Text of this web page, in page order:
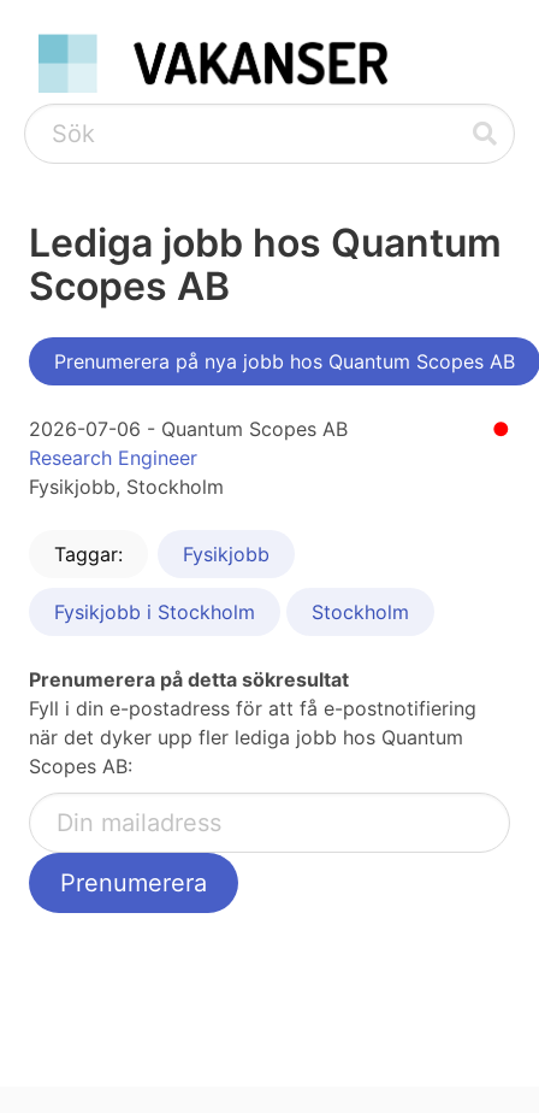
Lediga jobb hos Quantum
Scopes AB
Prenumerera på nya jobb hos Quantum Scopes AB
●
2026-07-06 - Quantum Scopes AB
Research Engineer
Fysikjobb, Stockholm
Taggar: Fysikjobb
Fysikjobb i Stockholm Stockholm
Prenumerera på detta sökresultat
Fyll i din e-postadress för att få e-postnotifiering
när det dyker upp fler lediga jobb hos Quantum
Scopes AB: